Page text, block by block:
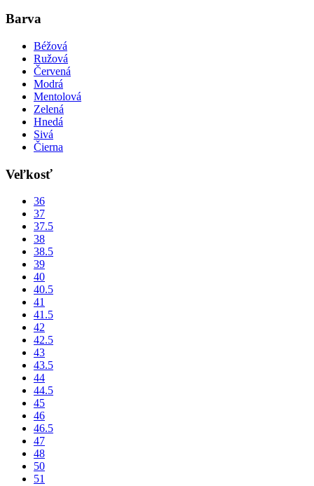
Barva
Béžová
Ružová
Červená
Modrá
Mentolová
Zelená
Hnedá
Sivá
Čierna
Veľkosť
36
37
37.5
38
38.5
39
40
40.5
41
41.5
42
42.5
43
43.5
44
44.5
45
46
46.5
47
48
50
51